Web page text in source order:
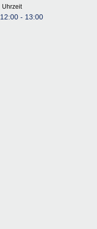
Uhrzeit
12:00 - 13:00